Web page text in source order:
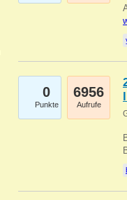
0
Punkte
6956
Aufrufe